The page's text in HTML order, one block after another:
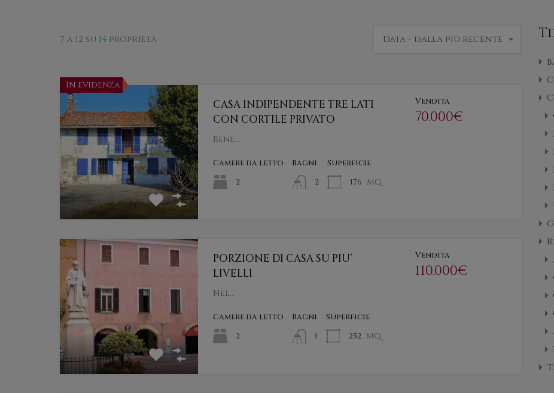
7 a 12 su 14 proprietà Data - dalla più recente
In evidenza
CASA INDIPENDENTE TRE LATI
CON CORTILE PRIVATO
Bene…
Camere da letto
2
Bagni
2
Superficie
176 mq
Vendita
70.000€
PORZIONE DI CASA SU PIU’
LIVELLI
Nel…
Camere da letto
2
Bagni
1
Superficie
252 mq
Vendita
110.000€